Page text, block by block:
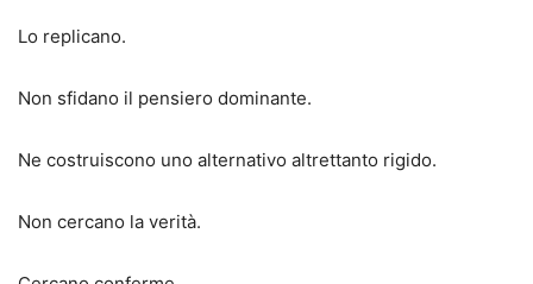
Lo replicano.
Non sfidano il pensiero dominante.
Ne costruiscono uno alternativo altrettanto rigido.
Non cercano la verità.